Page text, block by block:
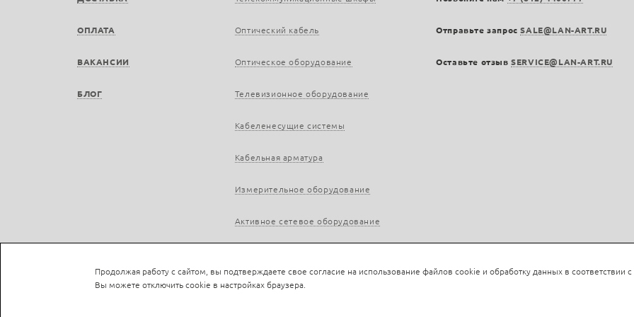
ОПЛАТА
ВАКАНСИИ
БЛОГ
Оптический кабель
Оптическое оборудование
Телевизионное оборудование
Кабеленесущие системы
Кабельная арматура
Измерительное оборудование
Активное сетевое оборудование
Отправьте запросSALE@LAN-ART.RU
Оставьте отзывSERVICE@LAN-ART.RU
Продолжая работу с сайтом, вы подтверждаете свое согласие на использование файлов cookie и обработку данных в соответствии с
Вы можете отключить cookie в настройках браузера.